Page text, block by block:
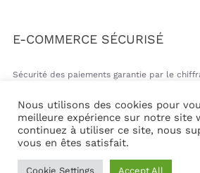
E-COMMERCE SÉCURISÉ
Sécurité des paiements garantie par le
© Copyright 2026 | Mil&va Babystore
Nous utilisons des cookies pour
meilleure expérience sur notre site
continuez à utiliser ce site, nous
vous en êtes satisfait.
Cookie Settings Accept All